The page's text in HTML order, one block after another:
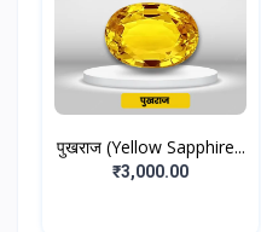
पुखराज (Yellow Sapphire...
₹3,000.00